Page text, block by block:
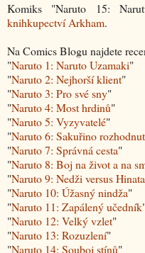
Komiks "Naruto 15:
knihkupectví Arkham.
Na Comics Blogu najdete
"Naruto 1: Naruto Uzamaki"
"Naruto 2: Nejhorší klient"
"Naruto 3: Pro své sny"
"Naruto 4: Most hrdinů"
"Naruto 5: Vyzyvatelé"
"Naruto 6: Sakuřino
"Naruto 7: Správná cesta"
"Naruto 8: Boj na život a na
"Naruto 9: Nedži versus Hinata
"Naruto 10: Úžasný nindža"
"Naruto 11: Zapálený učedník
"Naruto 12: Velký vzlet"
"Naruto 13: Rozuzlení"
"Naruto 14: Souboj stínů"